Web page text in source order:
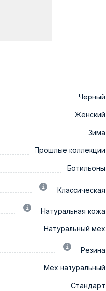
Черный
Женский
Зима
Прошлые коллекции
Ботильоны
Классическая
Натуральная кожа
Натуральный мех
Резина
Мех натуральный
Стандарт